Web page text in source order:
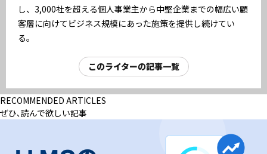
し、3,000社を超える個人事業主から中堅企業までの幅広い顧
客層に向けてビジネス規模にあった施策を提供し続けてい
る。
このライターの記事一覧
RECOMMENDED ARTICLES
ぜひ､読んで欲しい記事